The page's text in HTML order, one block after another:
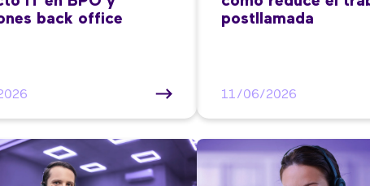
back office
postllamada
11/06/2026